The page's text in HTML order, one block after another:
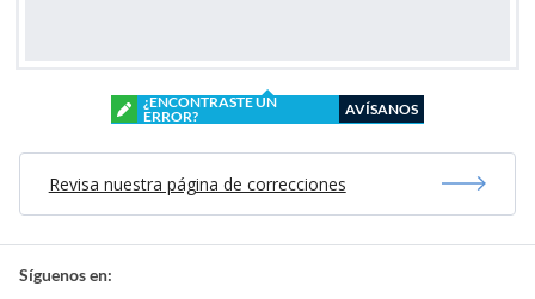
¿ENCONTRASTE UN
ERROR?
AVÍSANOS
Revisa nuestra página de correcciones
Síguenos en: